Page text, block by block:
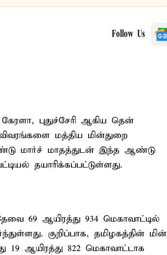
Follow Us
புதுச்சேரி ஆகிய தென்
மத்திய மின்துறை
மார்ச் மாதத்துடன் இந்த ஆண்டு
தயாரிக்கப்பட்டுள்ளது.
69 ஆயிரத்து 934 மெகாவாட்டில்
குறிப்பாக, தமிழகத்தின் மின்
19 ஆயிரத்து 822 மெகாவாட்டாக